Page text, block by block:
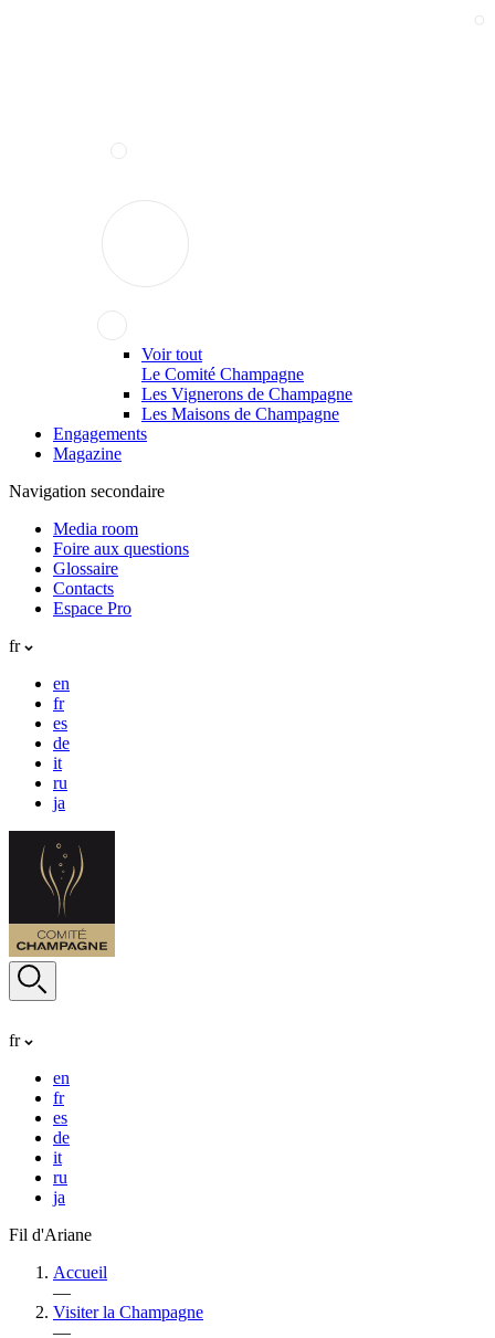
Voir tout
Le Comité Champagne
Les Vignerons de Champagne
Les Maisons de Champagne
Engagements
Magazine
Navigation secondaire
Media room
Foire aux questions
Glossaire
Contacts
Espace Pro
fr
en
fr
es
de
it
ru
ja
fr
en
fr
es
de
it
ru
ja
Fil d'Ariane
Accueil
—
Visiter la Champagne
—